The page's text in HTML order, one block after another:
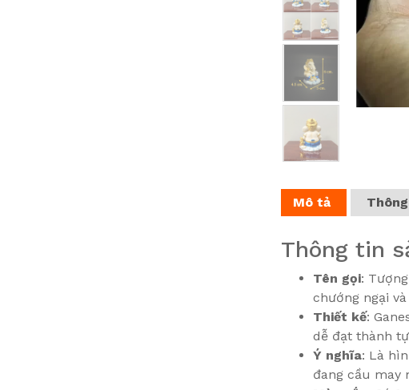
Mô tả
Thông tin
Tên gọi:
chướng ngại
Thiết kế:
dễ đạt thành
Ý nghĩa: Là
đang cầu may